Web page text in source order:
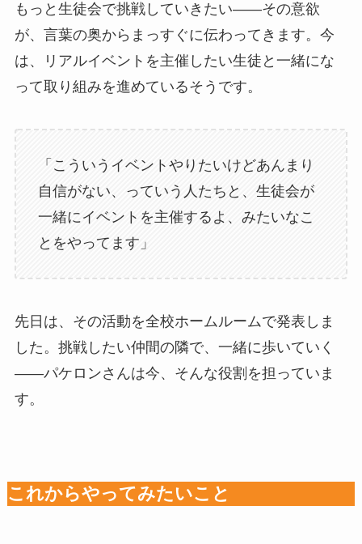
もっと生徒会で挑戦していきたい——その意欲
が、言葉の奥からまっすぐに伝わってきます。今
は、リアルイベントを主催したい生徒と一緒にな
って取り組みを進めているそうです。
「こういうイベントやりたいけどあんまり
自信がない、っていう人たちと、生徒会が
一緒にイベントを主催するよ、みたいなこ
とをやってます」
先日は、その活動を全校ホームルームで発表しま
した。挑戦したい仲間の隣で、一緒に歩いていく
——パケロンさんは今、そんな役割を担っていま
す。
これからやってみたいこと